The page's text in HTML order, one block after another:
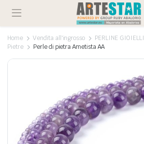
Home Vendita all'ingrosso
PERLINE GIOIELLI
Pietre
Perle di pietra Ametista AA